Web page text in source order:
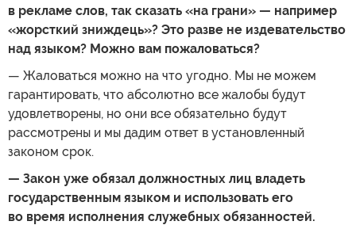
в рекламе слов, так сказать «на грани» — например
«жорсткий зниждець»? Это разве не издевательство
над языком? Можно вам пожаловаться?
— Жаловаться можно на что угодно. Мы не можем
гарантировать, что абсолютно все жалобы будут
удовлетворены, но они все обязательно будут
рассмотрены и мы дадим ответ в установленный
законом срок.
— Закон уже обязал должностных лиц владеть
государственным языком и использовать его
во время исполнения служебных обязанностей.